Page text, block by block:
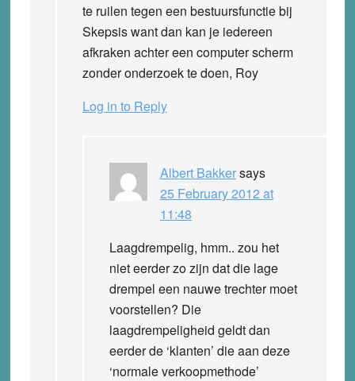
te ruilen tegen een bestuursfunctie bij
Skepsis want dan kan je iedereen
afkraken achter een computer scherm
zonder onderzoek te doen, Roy
Log in to Reply
Albert Bakkersays
25 February 2012 at
11:48
Laagdrempelig, hmm.. zou het
niet eerder zo zijn dat die lage
drempel een nauwe trechter moet
voorstellen? Die
laagdrempeligheid geldt dan
eerder de ‘klanten’ die aan deze
‘normale verkoopmethode’